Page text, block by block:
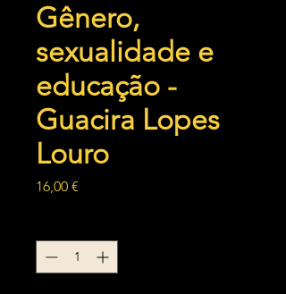
Gênero,
sexualidade e
educação -
Guacira Lopes
Louro
16,00 €